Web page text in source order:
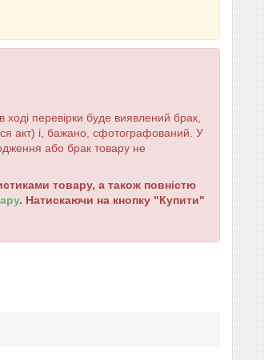
ході перевірки буде виявлений брак,
акт) і, бажано, сфотографований. У
або брак товару не
товару, а також повністю
. Натискаючи на кнопку "Купити"